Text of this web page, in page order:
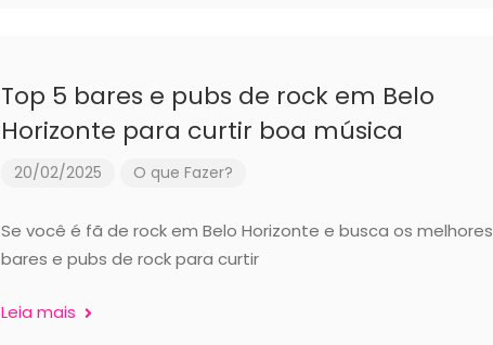
Top 5 bares e pubs de rock em Belo
Horizonte para curtir boa música
20/02/2025 O que Fazer?
Se você é fã de rock em Belo Horizonte e busca os melhores
bares e pubs de rock para curtir
Leia mais